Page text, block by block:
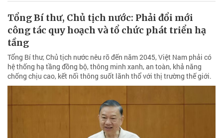
Tổng Bí thư, Chủ tịch nước: Phải đổi mới
công tác quy hoạch và tổ chức phát triển hạ
tầng
Tổng Bí thư, Chủ tịch nước nêu rõ đến năm 2045, Việt Nam phải có
hệ thống hạ tầng đồng bộ, thông minh xanh, an toàn, khả năng
chống chịu cao, kết nối thông suốt lãnh thổ với thị trường thế giới.